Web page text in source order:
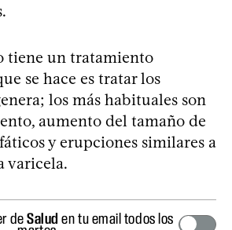
tiene un tratamiento
se hace es tratar los
los más habituales son
aumento del tamaño de
y erupciones similares a
varicela.
deSalud en tu email todos los